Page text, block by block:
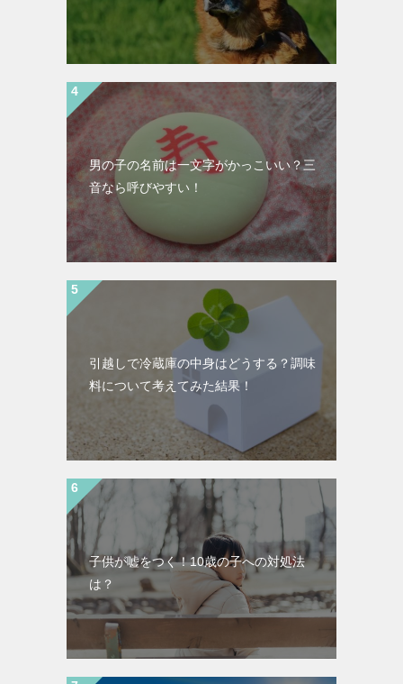
男の子の名前は一文字がかっこいい？三
音なら呼びやすい！
引越しで冷蔵庫の中身はどうする？調味
料について考えてみた結果！
子供が嘘をつく！10歳の子への対処法
は？